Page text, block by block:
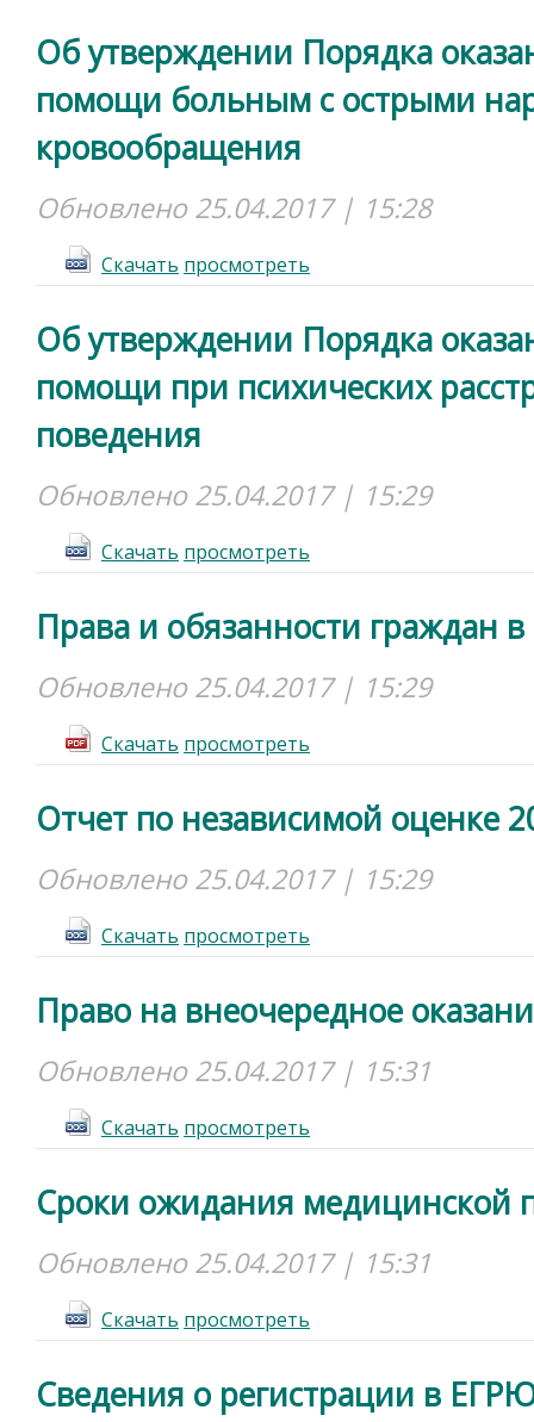
Об утверждении Порядка
помощи больным с острыми
кровообращения
Обновлено 25.04.2017 | 15:28
Cкачать просмотреть
Об утверждении Порядка
помощи при психических
поведения
Обновлено 25.04.2017 | 15:29
Cкачать просмотреть
Права и обязанности граждан
Обновлено 25.04.2017 | 15:29
Cкачать просмотреть
Отчет по независимой оценке
Обновлено 25.04.2017 | 15:29
Cкачать просмотреть
Право на внеочередное
Обновлено 25.04.2017 | 15:31
Cкачать просмотреть
Сроки ожидания медицинской
Обновлено 25.04.2017 | 15:31
Cкачать просмотреть
Сведения о регистрации в